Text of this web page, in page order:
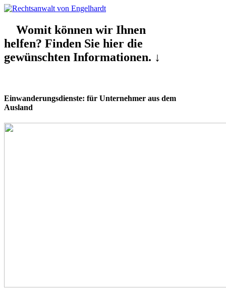
Womit können wir Ihnen
helfen? Finden Sie hier die
gewünschten Informationen. ↓
Einwanderungsdienste: für Unternehmer aus dem
Ausland